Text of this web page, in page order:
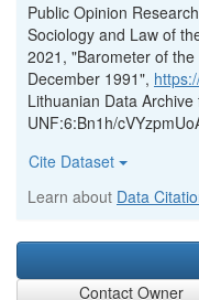
Public Opinion
Sociology and Law of
2021, "Barometer of
December 1991",
Lithuanian Data Archive
UNF:6:Bn1h/
Cite Dataset
Learn about Data
Contact Owner